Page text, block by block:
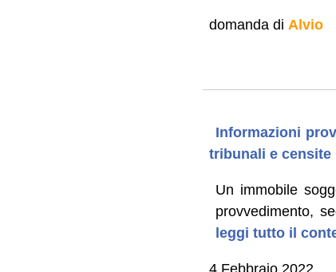
domanda di Alvio
Informazioni
tribunali e
Un immobile
provvedimento,
leggi tutto il
4 Febbraio 2022